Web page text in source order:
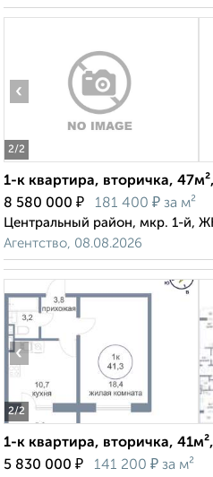
2/2
‹
1-к квартира, вторичка,
8 580 000 ₽ 181 400 ₽ за м²
Центральный район, мкр. 1-й,
Агентство, 08.08.2026
2/2
‹
1-к квартира, вторичка,
5 830 000 ₽ 141 200 ₽ за м²